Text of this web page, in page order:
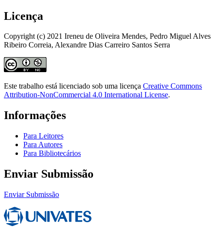
Licença
Copyright (c) 2021 Ireneu de Oliveira Mendes, Pedro Miguel Alves
Ribeiro Correia, Alexandre Dias Carreiro Santos Serra
Este trabalho está licenciado sob uma licença Creative Commons
Attribution-NonCommercial 4.0 International License.
Informações
Para Leitores
Para Autores
Para Bibliotecários
Enviar Submissão
Enviar Submissão